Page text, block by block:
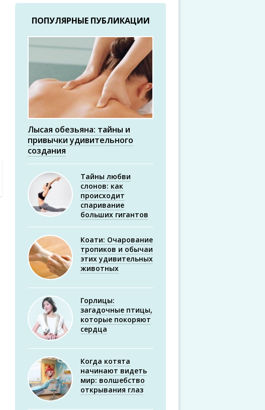
ПОПУЛЯРНЫЕ ПУБЛИКАЦИИ
Лысая обезьяна: тайны и
привычки удивительного
создания
Тайны любви
слонов: как
происходит
спаривание
больших гигантов
Коати: Очарование
тропиков и обычаи
этих удивительных
животных
Горлицы:
загадочные птицы,
которые покоряют
сердца
Когда котята
начинают видеть
мир: волшебство
открывания глаз